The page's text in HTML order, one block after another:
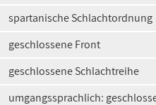
spartanische Schlachtordnung
geschlossene Front
geschlossene Schlachtreihe
umgangssprachlich: